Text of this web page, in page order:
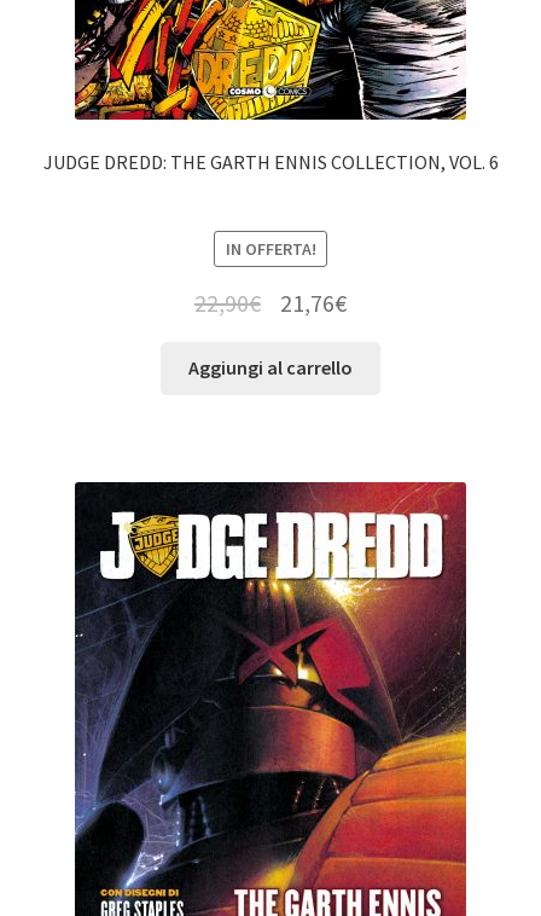
JUDGE DREDD: THE GARTH ENNIS COLLECTION, VOL. 6
IN OFFERTA!
22,90€ 21,76€
Aggiungi al carrello